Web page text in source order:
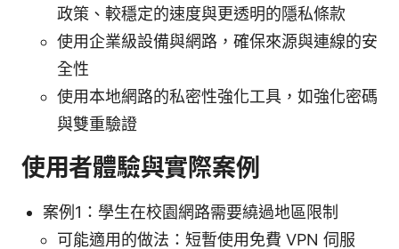
政策、較穩定的速度與更透明的隱私條款
使用企業級設備與網路，確保來源與連線的安
全性
使用本地網路的私密性強化工具，如強化密碼
與雙重驗證
使用者體驗與實際案例
案例1：學生在校園網路需要繞過地區限制
可能適用的做法：短暫使用免費 VPN 伺服